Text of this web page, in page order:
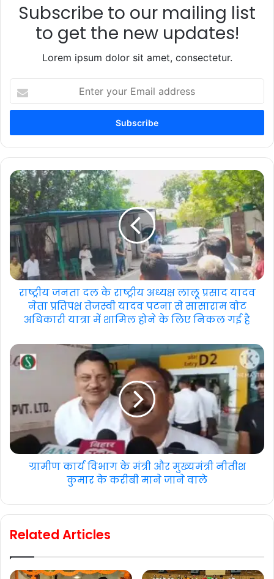
Subscribe to our mailing list
to get the new updates!
Lorem ipsum dolor sit amet, consectetur.
your
Email
राष्ट्रीय जनता दल के राष्ट्रीय अध्यक्ष लालू प्रसाद यादव
नेता प्रतिपक्ष तेजस्वी यादव पटना से सासाराम वोट
अधिकारी यात्रा में शामिल होने के लिए निकल गई है
ग्रामीण कार्य विभाग के मंत्री और मुख्यमंत्री नीतीश
कुमार के करीबी माने जाने वाले
Related Articles